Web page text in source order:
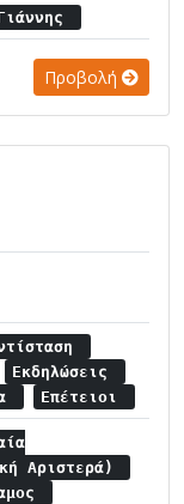
Προβολή
Εκδηλώσεις
Επέτειοι
Αριστερά)